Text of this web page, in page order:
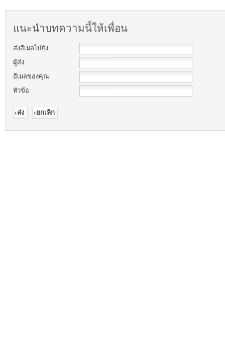
แนะนำบทความนี้ให้เพื่อน
ส่งอีเมลไปยัง
ผู้ส่ง
อีเมลของคุณ
หัวข้อ
ส่ง ยกเลิก